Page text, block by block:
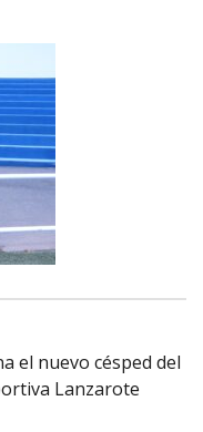
el nuevo césped del
Lanzarote